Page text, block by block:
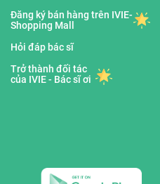
Đăng ký bán hàng trên IVIE-
Shopping Mall
Hỏi đáp bác sĩ
Trở thành đối tác
của IVIE - Bác sĩ ơi